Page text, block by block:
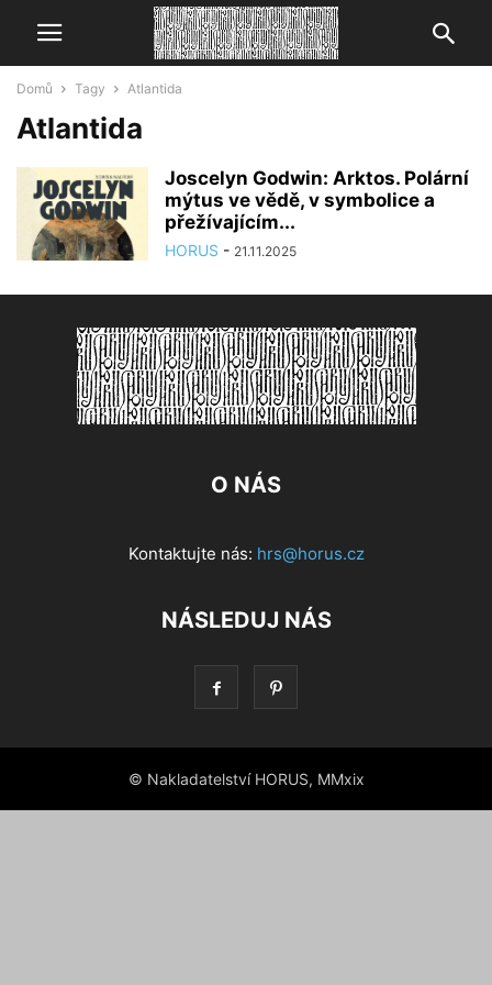
Domů Tagy Atlantida
Atlantida
Joscelyn Godwin: Arktos. Polární
mýtus ve vědě, v symbolice a
přežívajícím...
HORUS - 21.11.2025
O NÁS
Kontaktujte nás: hrs@horus.cz
NÁSLEDUJ NÁS
© Nakladatelství HORUS, MMxix